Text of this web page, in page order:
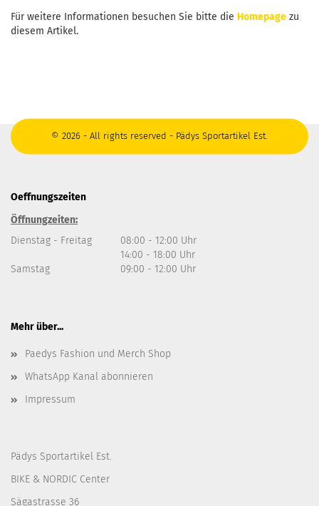
Für weitere Informationen besuchen Sie bitte die Homepage zu
diesem Artikel.
© 2026 - All rights reserved - Pädys Sportartikel Est.
Oeffnungszeiten
Öffnungzeiten:
Dienstag - Freitag
08:00 - 12:00 Uhr
14:00 - 18:00 Uhr
Samstag
09:00 - 12:00 Uhr
Mehr über...
Paedys Fashion und Merch Shop
WhatsApp Kanal abonnieren
Impressum
Pädys Sportartikel Est.
BIKE & NORDIC Center
Sägastrasse 36